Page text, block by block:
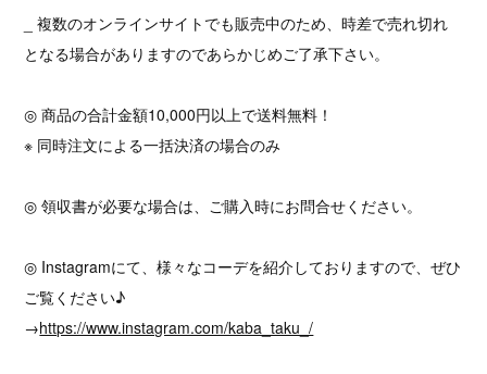
_ 複数のオンラインサイトでも販売中のため、時差で売れ切れ
となる場合がありますのであらかじめご了承下さい。
◎ 商品の合計金額10,000円以上で送料無料！
※ 同時注文による一括決済の場合のみ
◎ 領収書が必要な場合は、ご購入時にお問合せください。
◎ Instagramにて、様々なコーデを紹介しておりますので、ぜひ
ご覧ください♪
→https://www.instagram.com/kaba_taku_/